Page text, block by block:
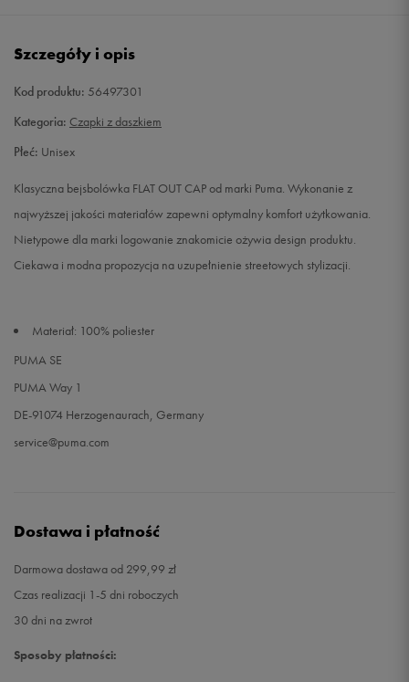
Szczegóły i opis
Kod produktu: 56497301
Kategoria: Czapki z daszkiem
Płeć: Unisex
Klasyczna bejsbolówka FLAT OUT CAP od marki Puma. Wykonanie z
najwyższej jakości materiałów zapewni optymalny komfort użytkowania.
Nietypowe dla marki logowanie znakomicie ożywia design produktu.
Ciekawa i modna propozycja na uzupełnienie streetowych stylizacji.
Materiał: 100% poliester
PUMA SE
PUMA Way 1
DE-91074 Herzogenaurach, Germany
service@puma.com
Dostawa i płatność
Darmowa dostawa od 299,99 zł
Czas realizacji 1-5 dni roboczych
30 dni na zwrot
Sposoby płatności: